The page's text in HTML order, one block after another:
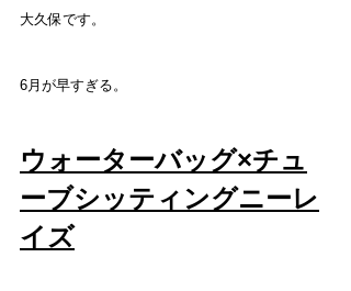
大久保です。
6月が早すぎる。
ウォーターバッグ×チュ
ーブシッティングニーレ
イズ